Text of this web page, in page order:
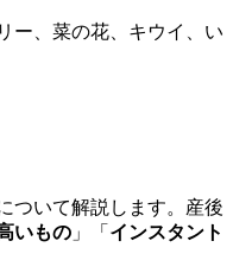
ー、菜の花、キウイ、い
ついて解説します。産後
いもの 」「 インスタント